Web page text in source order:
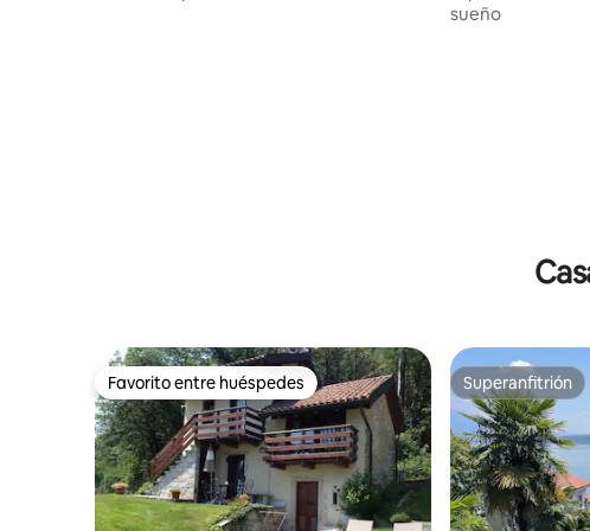
sueño
Favorito entre huéspedes
Favorito entre huéspedes Superanfitrión
Superanfitrión